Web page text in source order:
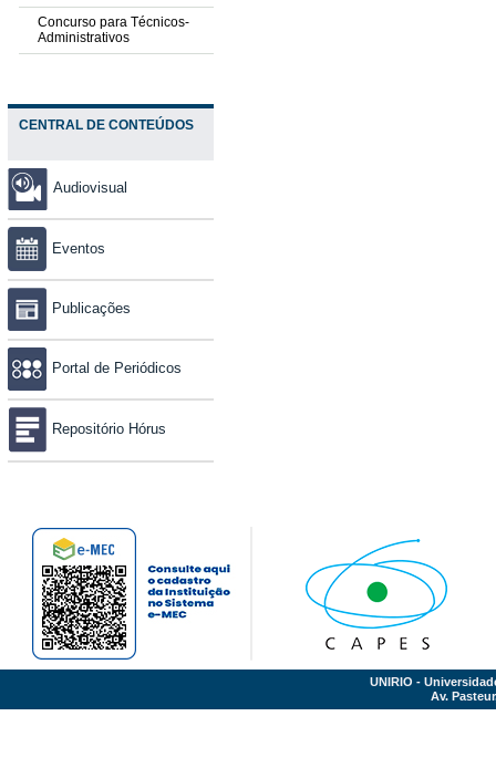
Concurso para Técnicos-
Administrativos
CENTRAL DE CONTEÚDOS
Audiovisual
Eventos
Publicações
Portal de Periódicos
Repositório Hórus
UNIRIO -
Av.